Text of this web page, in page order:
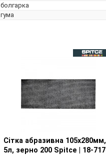
болгарка
гума
Перегляд товару
Сітка абразивна 105х280мм,
5л, зерно 200 Spitce | 18-717